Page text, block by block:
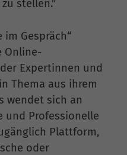
stellen."
im Gespräch“
Online-
Expertinnen und
Thema aus ihrem
wendet sich an
und Professionelle
Plattform,
oder